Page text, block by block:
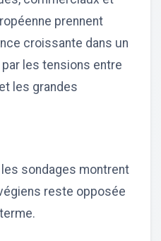
prennent
croissante dans un
les tensions entre
les grandes
sondages montrent
reste opposée